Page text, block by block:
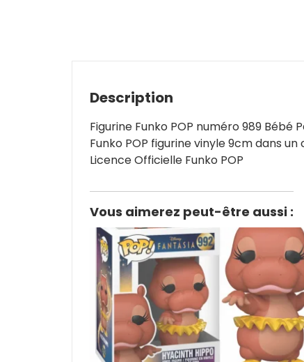
Description
Figurine Funko POP numéro 989 Bébé
Funko POP figurine vinyle 9cm dans
Licence Officielle Funko POP
Vous aimerez peut-être aussi :